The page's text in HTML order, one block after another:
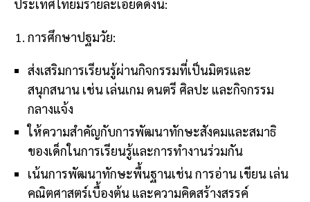
ประเทศไทยมีรายละเอียดดังนี้:
การศึกษาปฐมวัย:
ส่งเสริมการเรียนรู้ผ่านกิจกรรมที่เป็นมิตรและ
สนุกสนาน เช่น เล่นเกม ดนตรี ศิลปะ และกิจกรรม
กลางแจ้ง
ให้ความสำคัญกับการพัฒนาทักษะสังคมและสมาธิ
ของเด็กในการเรียนรู้และการทำงานร่วมกัน
เน้นการพัฒนาทักษะพื้นฐานเช่น การอ่าน เขียน เล่น
คณิตศาสตร์เบื้องต้น และความคิดสร้างสรรค์